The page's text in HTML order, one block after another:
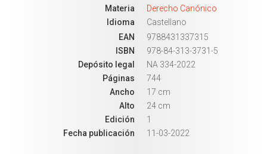
Materia
Derecho Canónico
Idioma
Castellano
EAN
9788431337315
ISBN
978-84-313-3731-5
Depósito legal
NA 334-2022
Páginas
744
Ancho
17 cm
Alto
24 cm
Edición
1
Fecha publicación
11-03-2022